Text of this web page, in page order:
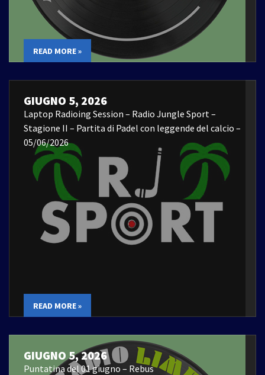
READ MORE »
GIUGNO 5, 2026
Laptop Radioing Session – Radio Jungle Sport –
Stagione II – Partita di Padel con leggende del calcio –
05/06/2026
READ MORE »
GIUGNO 5, 2026
Puntatina del 01 giugno – Rebus